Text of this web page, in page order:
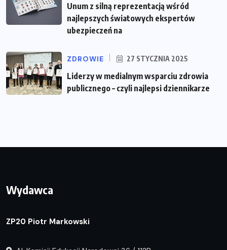
Unum z silną reprezentacją wśród
najlepszych światowych ekspertów
ubezpieczeń na
ZDROWIE 27 STYCZNIA 2025
Liderzy w medialnym wsparciu zdrowia
publicznego – czyli najlepsi dziennikarze
Wydawca
ZP20 Piotr Markowski